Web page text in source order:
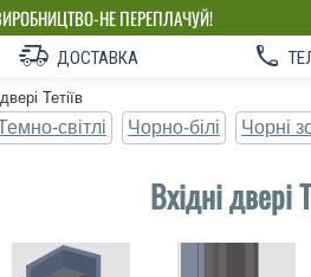
НЕ ПЕРЕПЛАЧУЙ!
ДОСТАВКА
Тетіїв
світлі Чорно-білі Чорні
Вхідні двері